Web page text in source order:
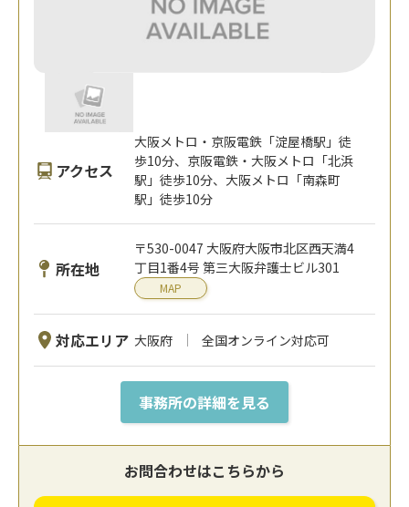
アクセス
大阪メトロ・京阪電鉄「淀屋橋駅」徒
歩10分、京阪電鉄・大阪メトロ「北浜
駅」徒歩10分、大阪メトロ「南森町
駅」徒歩10分
所在地
〒530-0047 大阪府大阪市北区西天満4
丁目1番4号 第三大阪弁護士ビル301
MAP
対応エリア 大阪府 全国オンライン対応可
事務所の詳細を見る
お問合わせはこちらから